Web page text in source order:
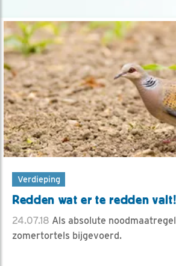
Verdieping
Redden wat er te redden valt!
24.07.18 Als absolute
zomertortels bijgevoerd.